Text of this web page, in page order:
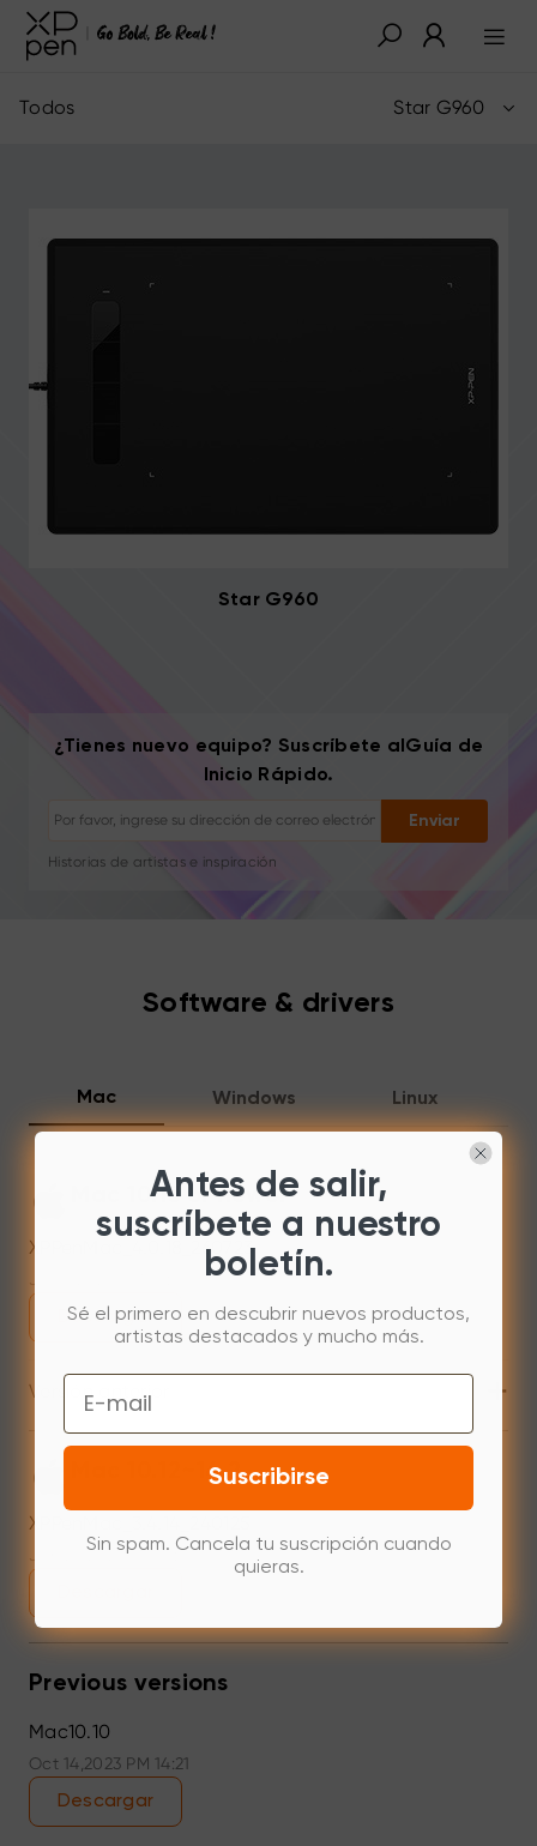
Todos Star G960
Star G960
¿Tienes nuevo equipo? Suscríbete alGuía de
Inicio Rápido.
Enviar
Nuevos lanzamientos y ofertas
Tu correo se usa solo para el contenido solicitado
Software & drivers
Mac Windows Linux
Mac 10.13 or newer
XPPenMac_4.0.18_260723
Descargar
Versión anterior +
Mac 10.12~14.2
XPPenMac_3.4.14_240125
Jan 25,2024 PM 17:41
Previous versions
Mac10.10
Oct 14,2023 PM 14:21
Descargar
Antes de salir,
suscríbete a nuestro
boletín.
Sé el primero en descubrir nuevos productos,
artistas destacados y mucho más.
Email
Suscribirse
Sin spam. Cancela tu suscripción cuando
quieras.